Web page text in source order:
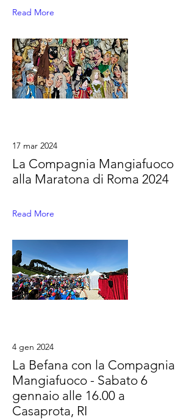
Read More
17 mar 2024
La Compagnia Mangiafuoco
alla Maratona di Roma 2024
Read More
4 gen 2024
La Befana con la Compagnia
Mangiafuoco - Sabato 6
gennaio alle 16.00 a
Casaprota, RI